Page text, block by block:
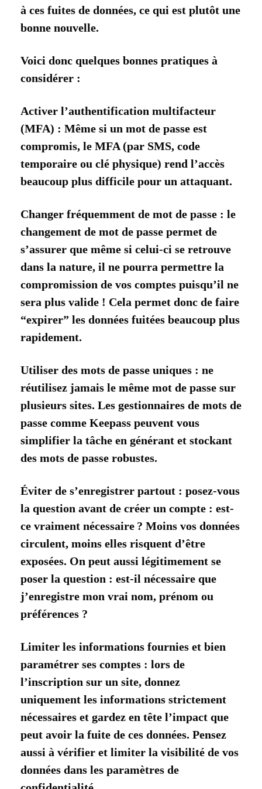
à ces fuites de données, ce qui est plutôt une
bonne nouvelle.
Voici donc quelques bonnes pratiques à
considérer :
Activer l’authentification multifacteur
(MFA) : Même si un mot de passe est
compromis, le MFA (par SMS, code
temporaire ou clé physique) rend l’accès
beaucoup plus difficile pour un attaquant.
Changer fréquemment de mot de passe : le
changement de mot de passe permet de
s’assurer que même si celui-ci se retrouve
dans la nature, il ne pourra permettre la
compromission de vos comptes puisqu’il ne
sera plus valide ! Cela permet donc de faire
“expirer” les données fuitées beaucoup plus
rapidement.
Utiliser des mots de passe uniques : ne
réutilisez jamais le même mot de passe sur
plusieurs sites. Les gestionnaires de mots de
passe comme Keepass peuvent vous
simplifier la tâche en générant et stockant
des mots de passe robustes.
Éviter de s’enregistrer partout : posez-vous
la question avant de créer un compte : est-
ce vraiment nécessaire ? Moins vos données
circulent, moins elles risquent d’être
exposées. On peut aussi légitimement se
poser la question : est-il nécessaire que
j’enregistre mon vrai nom, prénom ou
préférences ?
Limiter les informations fournies et bien
paramétrer ses comptes : lors de
l’inscription sur un site, donnez
uniquement les informations strictement
nécessaires et gardez en tête l’impact que
peut avoir la fuite de ces données. Pensez
aussi à vérifier et limiter la visibilité de vos
données dans les paramètres de